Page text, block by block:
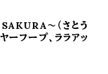
SAKURA〜（さとう
ーフープ、ララアッ